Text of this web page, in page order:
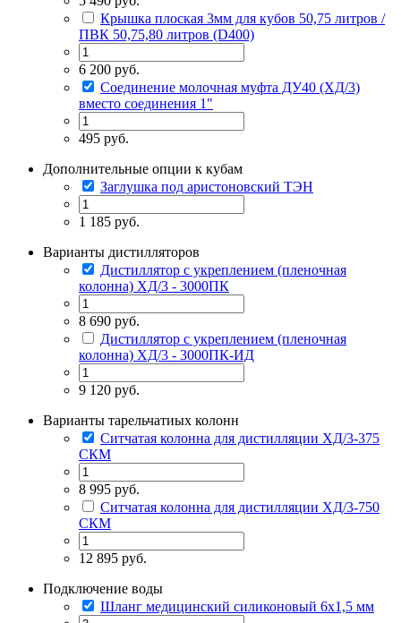
Крышка плоская 3мм для кубов 50,75 литров /
ПВК 50,75,80 литров (D400)
6 200 руб.
Соединение молочная муфта ДУ40 (ХД/3)
вместо соединения 1"
495 руб.
Дополнительные опции к кубам
Заглушка под аристоновский ТЭН
1 185 руб.
Варианты дистилляторов
Дистиллятор с укреплением (пленочная
колонна) ХД/3 - 3000ПК
8 690 руб.
Дистиллятор с укреплением (пленочная
колонна) ХД/3 - 3000ПК-ИД
9 120 руб.
Варианты тарельчатиых колонн
Ситчатая колонна для дистилляции ХД/3-375
СКМ
8 995 руб.
Ситчатая колонна для дистилляции ХД/3-750
СКМ
12 895 руб.
Подключение воды
Шланг медицинский силиконовый 6х1,5 мм